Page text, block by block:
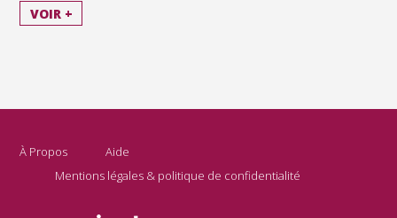
VOIR +
À Propos
Aide
Mentions légales & politique de confidentialité